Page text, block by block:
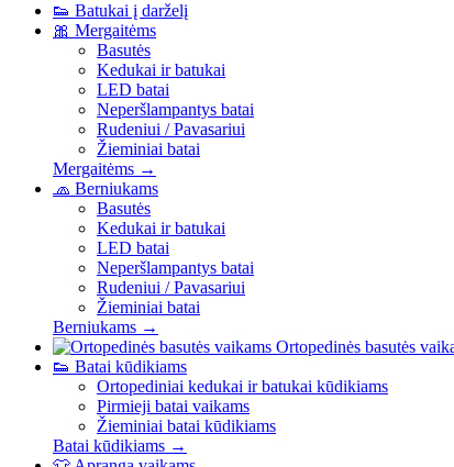
👟 Batukai į darželį
🎀 Mergaitėms
Basutės
Kedukai ir batukai
LED batai
Neperšlampantys batai
Rudeniui / Pavasariui
Žieminiai batai
Mergaitėms →
🧢 Berniukams
Basutės
Kedukai ir batukai
LED batai
Neperšlampantys batai
Rudeniui / Pavasariui
Žieminiai batai
Berniukams →
Ortopedinės basutės
👟 Batai kūdikiams
Ortopediniai kedukai ir batukai kūdikiams
Pirmieji batai vaikams
Žieminiai batai kūdikiams
Batai kūdikiams →